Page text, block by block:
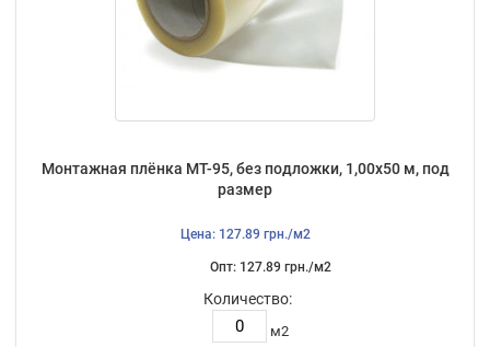
Монтажная плёнка МТ-95, без подложки, 1,00х50 м, под
размер
Цена: 127.89 грн./м2
Опт: 127.89 грн./м2
Количество:
м2